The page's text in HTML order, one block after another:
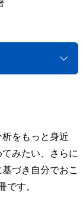
をもっと身近
みたい、さらに
づき自分でおこ
です。